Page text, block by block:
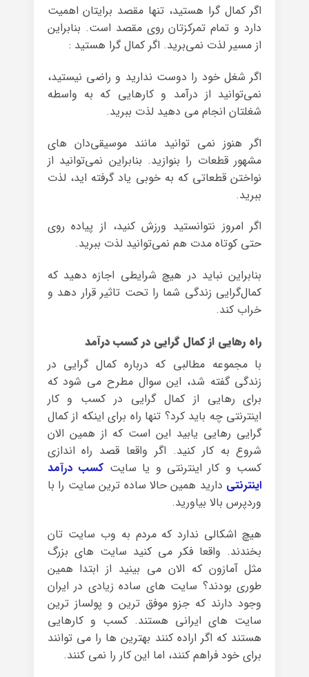
اگر کمال گرا هستید، تنها مقصد برایتان اهمیت
دارد و تمام تمرکزتان روی مقصد است. بنابراین
از مسیر لذت نمی‌برید. اگر کمال گرا هستید :
اگر شغل خود را دوست ندارید و راضی نیستید،
نمی‌توانید از درآمد و کارهایی که به واسطه
شغلتان انجام می دهید لذت ببرید.
اگر هنوز نمی توانید مانند موسیقی‌دان های
مشهور قطعات را بنوازید. بنابراین نمی‌توانید از
نواختن قطعاتی که به خوبی یاد گرفته اید، لذت
ببرید.
اگر امروز نتوانستید ورزش کنید، از پیاده روی
حتی کوتاه مدت هم نمی‌توانید لذت ببرید.
بنابراین نباید در هیچ شرایطی اجازه دهید که
کمال‌گرایی زندگی شما را تحت تاثیر قرار دهد و
خراب کند.
راه رهایی از کمال گرایی در کسب درآمد
با مجموعه مطالبی که درباره کمال گرایی در
زندگی گفته شد، این سوال مطرح می شود که
برای رهایی از کمال گرایی در کسب و کار
اینترنتی چه باید کرد؟ تنها راه برای اینکه از کمال
گرایی رهایی یابید این است که از همین الان
شروع به کار کنید. اگر واقعا قصد راه اندازی
کسب و کار اینترنتی و یا سایت کسب درآمد
اینترنتی دارید همین حالا ساده ترین سایت را با
وردپرس بالا بیاورید.
هیچ اشکالی ندارد که مردم به وب سایت تان
بخندند. واقعا فکر می کنید سایت های بزرگ
مثل آمازون که الان می بینید از ابتدا همین
طوری بودند؟ سایت های ساده زیادی در ایران
وجود دارند که جزو موفق ترین و پولساز ترین
سایت های ایرانی هستند. کسب و کارهایی
هستند که اگر اراده کنند بهترین ها را می توانند
برای خود فراهم کنند، اما این کار را نمی کنند.